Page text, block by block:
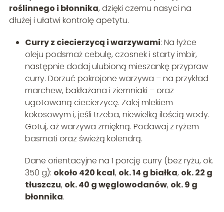
roślinnego i błonnika, dzięki czemu nasyci na
dłużej i ułatwi kontrolę apetytu.
Curry z ciecierzycą i warzywami: Na łyżce
oleju podsmaż cebulę, czosnek i starty imbir,
następnie dodaj ulubioną mieszankę przypraw
curry. Dorzuć pokrojone warzywa – na przykład
marchew, bakłażana i ziemniaki – oraz
ugotowaną ciecierzycę. Zalej mlekiem
kokosowym i, jeśli trzeba, niewielką ilością wody.
Gotuj, aż warzywa zmiękną. Podawaj z ryżem
basmati oraz świeżą kolendrą.
Dane orientacyjne na 1 porcję curry (bez ryżu, ok.
350 g): około 420 kcal, ok. 14 g białka, ok. 22 g
tłuszczu, ok. 40 g węglowodanów, ok. 9 g
błonnika.